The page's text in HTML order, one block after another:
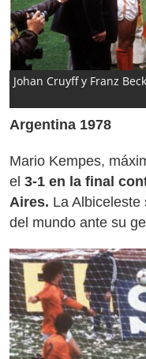
Johan Cruyff y Franz
Argentina 1978
Mario Kempes,
el 3-1 en la final
Aires. La
del mundo ante su